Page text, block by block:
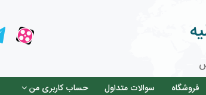
فروشگاه سوالات متداول حساب کاربری من